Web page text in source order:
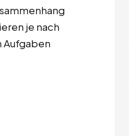
je nach
Aufgaben